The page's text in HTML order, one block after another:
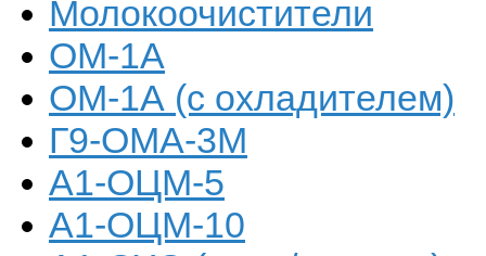
Молокоочистители
ОМ-1А
ОМ-1А (с охладителем)
Г9-ОМА-3М
А1-ОЦМ-5
А1-ОЦМ-10